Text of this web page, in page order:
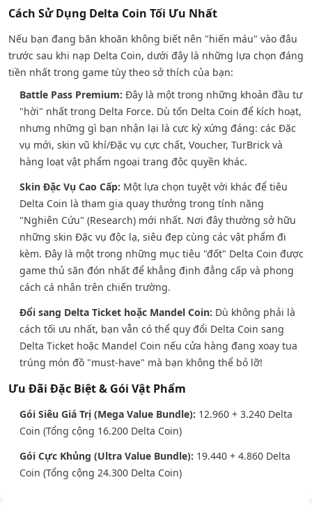
Cách Sử Dụng Delta Coin Tối Ưu Nhất
Nếu bạn đang băn khoăn không biết nên "hiến máu" vào đâu
trước sau khi nạp Delta Coin, dưới đây là những lựa chọn đáng
tiền nhất trong game tùy theo sở thích của bạn:
Battle Pass Premium: Đây là một trong những khoản đầu tư
"hời" nhất trong Delta Force. Dù tốn Delta Coin để kích hoạt,
nhưng những gì bạn nhận lại là cực kỳ xứng đáng: các Đặc
vụ mới, skin vũ khí/Đặc vụ cực chất, Voucher, TurBrick và
hàng loạt vật phẩm ngoại trang độc quyền khác.
Skin Đặc Vụ Cao Cấp: Một lựa chọn tuyệt vời khác để tiêu
Delta Coin là tham gia quay thưởng trong tính năng
"Nghiên Cứu" (Research) mới nhất. Nơi đây thường sở hữu
những skin Đặc vụ độc lạ, siêu đẹp cùng các vật phẩm đi
kèm. Đây là một trong những mục tiêu "đốt" Delta Coin được
game thủ săn đón nhất để khẳng định đẳng cấp và phong
cách cá nhân trên chiến trường.
Đổi sang Delta Ticket hoặc Mandel Coin: Dù không phải là
cách tối ưu nhất, bạn vẫn có thể quy đổi Delta Coin sang
Delta Ticket hoặc Mandel Coin nếu cửa hàng đang xoay tua
trúng món đồ "must-have" mà bạn không thể bỏ lỡ!
Ưu Đãi Đặc Biệt & Gói Vật Phẩm
Gói Siêu Giá Trị (Mega Value Bundle): 12.960 + 3.240 Delta
Coin (Tổng cộng 16.200 Delta Coin)
Gói Cực Khủng (Ultra Value Bundle): 19.440 + 4.860 Delta
Coin (Tổng cộng 24.300 Delta Coin)